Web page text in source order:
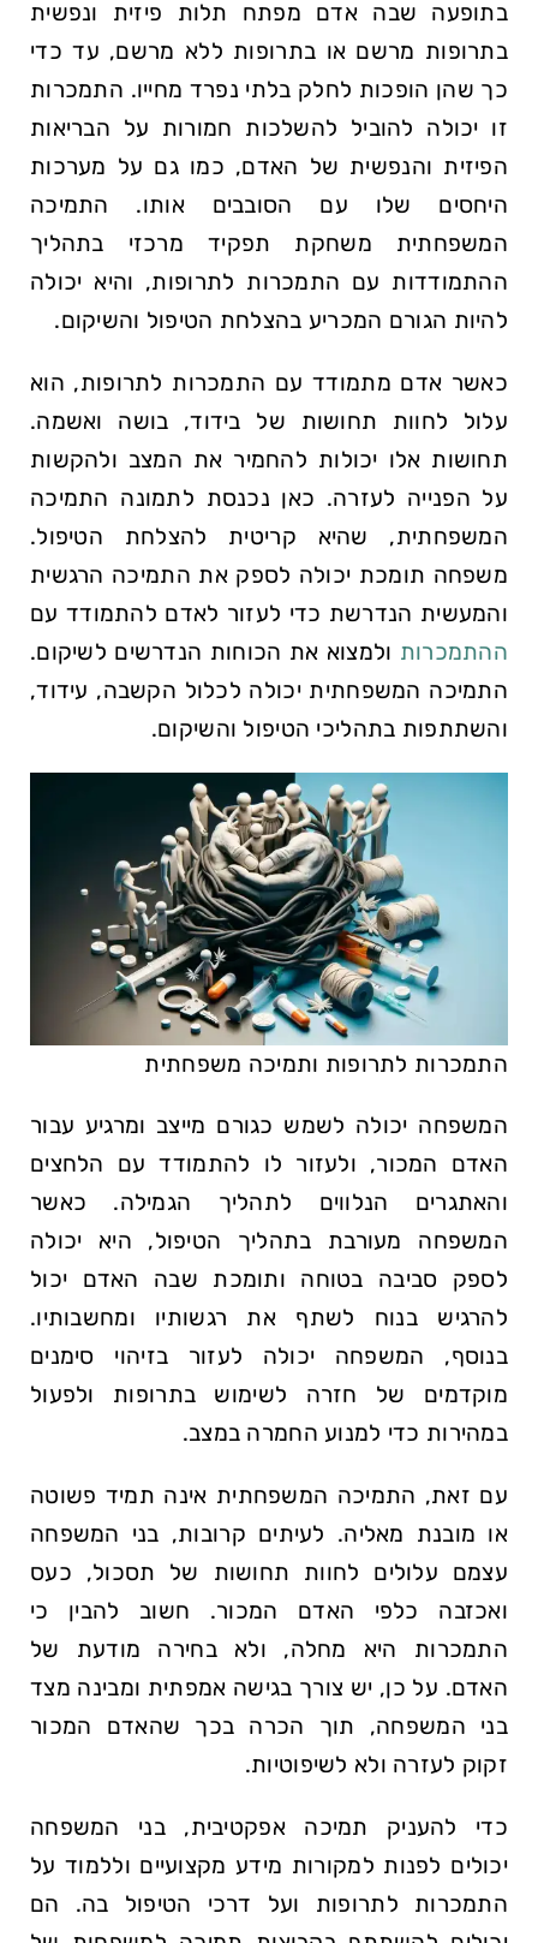
בתופעה שבה אדם מפתח תלות פיזית ונפשית
בתרופות מרשם או בתרופות ללא מרשם, עד כדי
כך שהן הופכות לחלק בלתי נפרד מחייו. התמכרות
זו יכולה להוביל להשלכות חמורות על הבריאות
הפיזית והנפשית של האדם, כמו גם על מערכות
היחסים שלו עם הסובבים אותו. התמיכה
המשפחתית משחקת תפקיד מרכזי בתהליך
ההתמודדות עם התמכרות לתרופות, והיא יכולה
להיות הגורם המכריע בהצלחת הטיפול והשיקום.
כאשר אדם מתמודד עם התמכרות לתרופות, הוא
עלול לחוות תחושות של בידוד, בושה ואשמה.
תחושות אלו יכולות להחמיר את המצב ולהקשות
על הפנייה לעזרה. כאן נכנסת לתמונה התמיכה
המשפחתית, שהיא קריטית להצלחת הטיפול.
משפחה תומכת יכולה לספק את התמיכה הרגשית
והמעשית הנדרשת כדי לעזור לאדם להתמודד עם
ההתמכרות ולמצוא את הכוחות הנדרשים לשיקום.
התמיכה המשפחתית יכולה לכלול הקשבה, עידוד,
והשתתפות בתהליכי הטיפול והשיקום.
התמכרות לתרופות ותמיכה משפחתית
המשפחה יכולה לשמש כגורם מייצב ומרגיע עבור
האדם המכור, ולעזור לו להתמודד עם הלחצים
והאתגרים הנלווים לתהליך הגמילה. כאשר
המשפחה מעורבת בתהליך הטיפול, היא יכולה
לספק סביבה בטוחה ותומכת שבה האדם יכול
להרגיש בנוח לשתף את רגשותיו ומחשבותיו.
בנוסף, המשפחה יכולה לעזור בזיהוי סימנים
מוקדמים של חזרה לשימוש בתרופות ולפעול
במהירות כדי למנוע החמרה במצב.
עם זאת, התמיכה המשפחתית אינה תמיד פשוטה
או מובנת מאליה. לעיתים קרובות, בני המשפחה
עצמם עלולים לחוות תחושות של תסכול, כעס
ואכזבה כלפי האדם המכור. חשוב להבין כי
התמכרות היא מחלה, ולא בחירה מודעת של
האדם. על כן, יש צורך בגישה אמפתית ומבינה מצד
בני המשפחה, תוך הכרה בכך שהאדם המכור
זקוק לעזרה ולא לשיפוטיות.
כדי להעניק תמיכה אפקטיבית, בני המשפחה
יכולים לפנות למקורות מידע מקצועיים וללמוד על
התמכרות לתרופות ועל דרכי הטיפול בה. הם